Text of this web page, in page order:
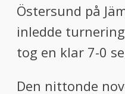
Östersund på
inledde
tog en klar 7-0
Den nittonde